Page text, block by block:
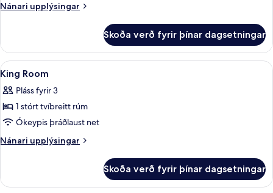
Nánari upplýsingar
Nánari
Two
Queen
Room
Skoða verð fyrir þínar dagsetningar
Skoða
allar
myndir
fyrir
King
Room
Rúmföt af bestu gerð, rúm með
14
King Room
Pláss fyrir 3
1 stórt tvíbreitt rúm
Ókeypis þráðlaust net
Nánari upplýsingar
Nánari
Room
Skoða verð fyrir þínar dagsetningar